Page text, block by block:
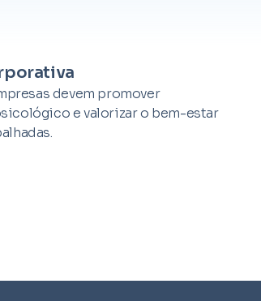
devem promover
e valorizar o bem-estar